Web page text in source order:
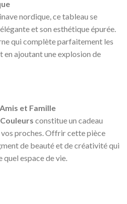
nordique, ce tableau se
et son esthétique épurée.
qui complète parfaitement les
ajoutant une explosion de
et Famille
constitue un cadeau
proches. Offrir cette pièce
de beauté et de créativité qui
espace de vie.